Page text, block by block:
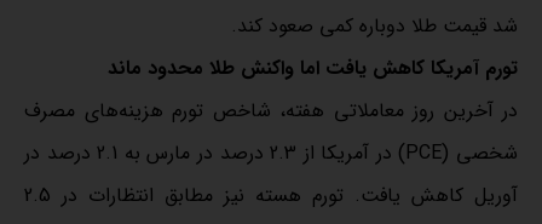
شد قیمت طلا دوباره کمی صعود کند.
تورم آمریکا کاهش یافت اما واکنش طلا محدود ماند
در آخرین روز معاملاتی هفته، شاخص تورم هزینه‌های مصرف
شخصی (PCE) در آمریکا از 2.3 درصد در مارس به 2.1 درصد در
آوریل کاهش یافت. تورم هسته نیز مطابق انتظارات در 2.5